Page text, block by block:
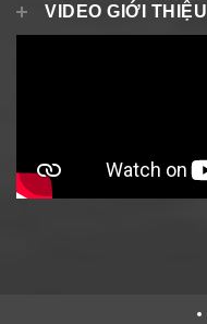
VIDEO GIỚI THIỆU